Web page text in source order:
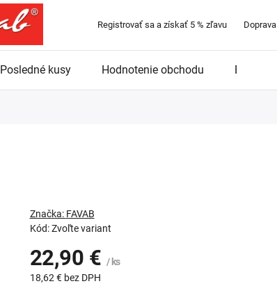
Registrovať sa a získať 5 % zľavu Doprava
Posledné kusy Hodnotenie obchodu Blog
Kód: Zvoľte variant
Značka: FAVAB
22,90 € / ks
18,62 €bez DPH